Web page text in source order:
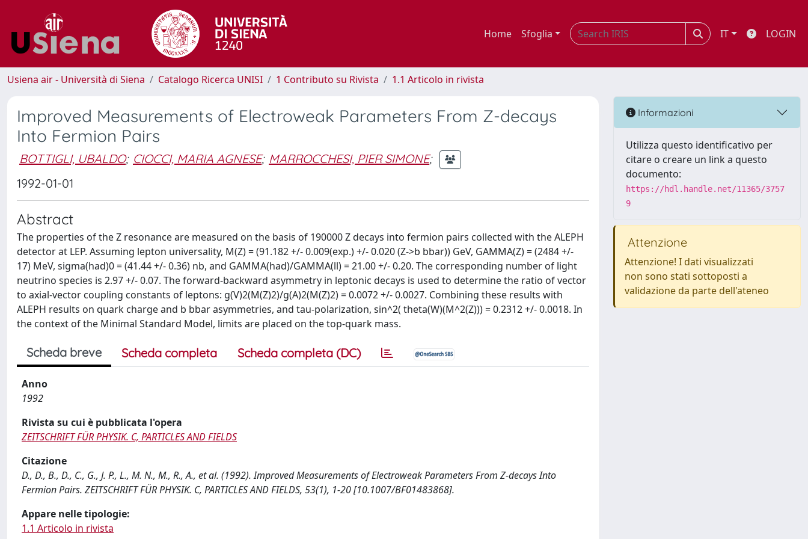
Home Sfoglia IT LOGIN
Usiena air - Università di Siena Catalogo Ricerca UNISI 1 Contributo su Rivista 1.1 Articolo in rivista
Improved Measurements of Electroweak Parameters From Z-decays
Into Fermion Pairs
BOTTIGLI, UBALDO; CIOCCI, MARIA AGNESE; MARROCCHESI, PIER SIMONE;
1992-01-01
Abstract
The properties of the Z resonance are measured on the basis of 190000 Z decays into fermion pairs collected with the ALEPH
detector at LEP. Assuming lepton universality, M(Z) = (91.182 +/- 0.009(exp.) +/- 0.020 (Z->b bbar)) GeV, GAMMA(Z) = (2484 +/-
17) MeV, sigma(had)0 = (41.44 +/- 0.36) nb, and GAMMA(had)/GAMMA(ll) = 21.00 +/- 0.20. The corresponding number of light
neutrino species is 2.97 +/- 0.07. The forward-backward asymmetry in leptonic decays is used to determine the ratio of vector
to axial-vector coupling constants of leptons: g(V)2(M(Z)2)/g(A)2(M(Z)2) = 0.0072 +/- 0.0027. Combining these results with
ALEPH results on quark charge and b bbar asymmetries, and tau-polarization, sin^2( theta(W)(M^2(Z))) = 0.2312 +/- 0.0018. In
the context of the Minimal Standard Model, limits are placed on the top-quark mass.
Scheda breve Scheda completa Scheda completa (DC)
Anno
1992
Rivista su cui è pubblicata l'opera
ZEITSCHRIFT FÜR PHYSIK. C, PARTICLES AND FIELDS
Citazione
D., D., B., D., C., G., J. P., L., M. N., M., R., A., et al. (1992). Improved Measurements of Electroweak Parameters From Z-decays Into
Fermion Pairs. ZEITSCHRIFT FÜR PHYSIK. C, PARTICLES AND FIELDS, 53(1), 1-20 [10.1007/BF01483868].
Appare nelle tipologie:
1.1 Articolo in rivista
Informazioni
Utilizza questo identificativo per
citare o creare un link a questo
documento:
https://hdl.handle.net/11365/3757
9
Attenzione
Attenzione! I dati visualizzati
non sono stati sottoposti a
validazione da parte dell'ateneo